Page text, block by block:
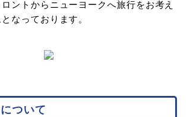
ントからニューヨークへ旅行をお考え
なっております。
ついて